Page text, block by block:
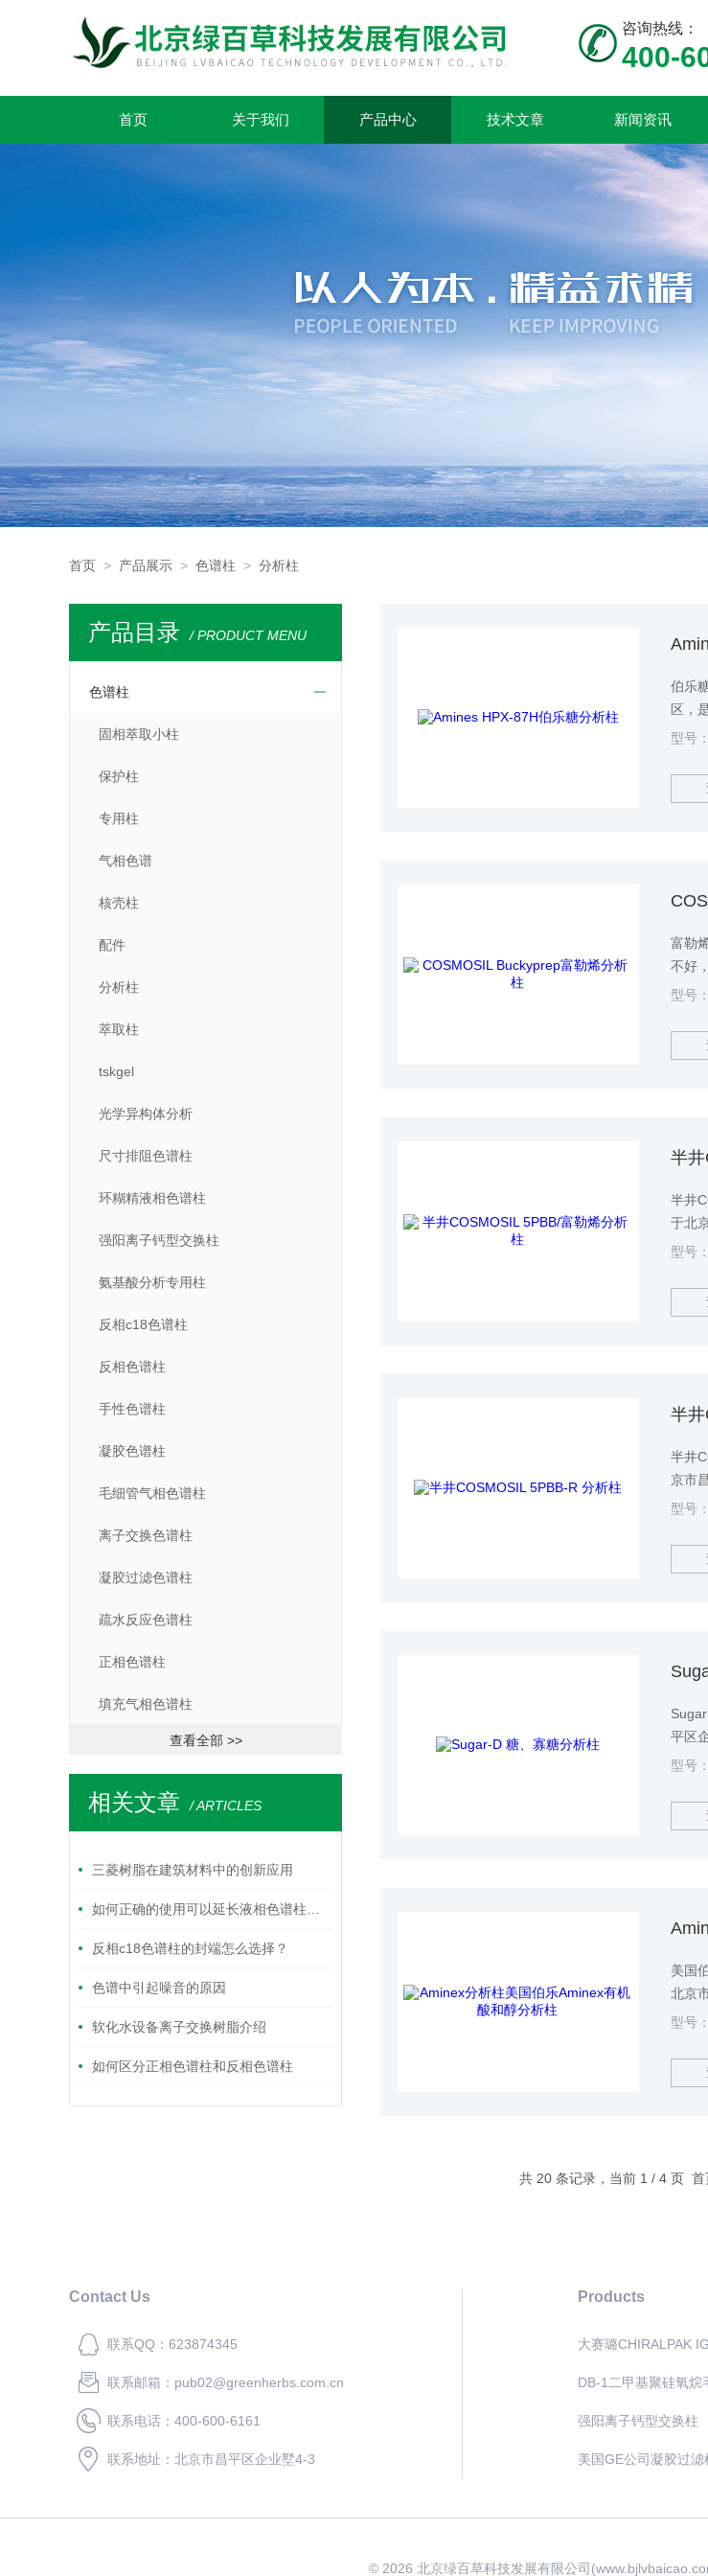
咨询热线：
400-
首页 关于我们 产品中心 技术文章 新闻资讯
首页 > 产品展示 > 色谱柱 > 分析柱
产品目录 / PRODUCT MENU
色谱柱
固相萃取小柱
保护柱
专用柱
气相色谱
核壳柱
配件
分析柱
萃取柱
tskgel
光学异构体分析
尺寸排阻色谱柱
环糊精液相色谱柱
强阳离子钙型交换柱
氨基酸分析专用柱
反相c18色谱柱
反相色谱柱
手性色谱柱
凝胶色谱柱
毛细管气相色谱柱
离子交换色谱柱
凝胶过滤色谱柱
疏水反应色谱柱
正相色谱柱
填充气相色谱柱
查看全部 >>
相关文章 / ARTICLES
三菱树脂在建筑材料中的创新应用
如何正确的使用可以延长液相色谱柱的寿命？
反相c18色谱柱的封端怎么选择？
色谱中引起噪音的原因
软化水设备离子交换树脂介绍
如何区分正相色谱柱和反相色谱柱
伯乐
区，
企业
应商”
型号
富勒
不好
负载
型号
半
半井
于北
及相
型号：
半
半井
京市
关技
型号：
平区
服务
型号：
美国
北京
相关
业和
型号
共 20 条记录，当前 1 / 4 页
Contact Us
联系QQ：623874345
联系邮箱：pub02@greenherbs.com.cn
联系电话：400-600-6161
联系地址：北京市昌平区企业墅4-3
Products
大赛璐CHIRALPAK
DB-1二甲基聚硅氧烷
强阳离子钙型交换柱
美国GE公司凝胶过
© 2026 北京绿百草科技发展有限公司